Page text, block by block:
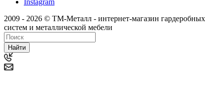
2009 - 2026 © ТМ-Металл - интернет-магазин гардеробных
систем и металлической мебели
Найти